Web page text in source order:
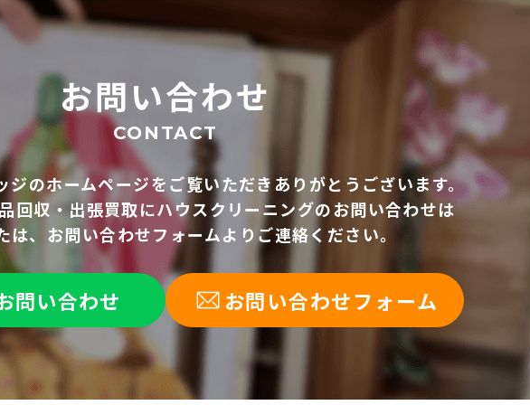
お問い合わせ
CONTACT
ジのホームページをご覧いただきありがとうございます。
回収・出張買取にハウスクリーニングのお問い合わせは
は、お問い合わせフォームより ご連絡ください。
問い合わせ お問い合わせフォーム